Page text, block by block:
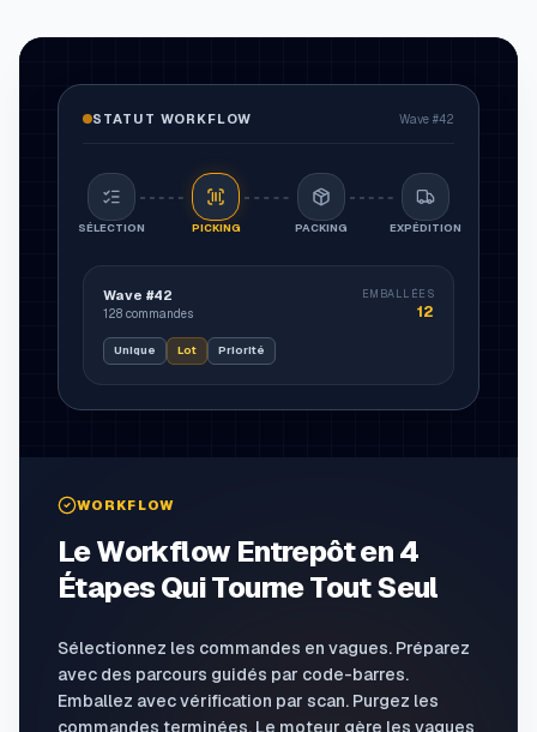
WORKFLOW
Le Workflow Entrepôt en 4
Étapes Qui Tourne Tout Seul
Sélectionnez les commandes en vagues. Préparez
avec des parcours guidés par code-barres.
Emballez avec vérification par scan. Purgez les
commandes terminées. Le moteur gère les vagues
STATUT WORKFLOW Wave #42
SÉLECTION PICKING PACKING EXPÉDITION
Wave #42
128 commandes
EMBALLÉES
12
Unique Lot Priorité